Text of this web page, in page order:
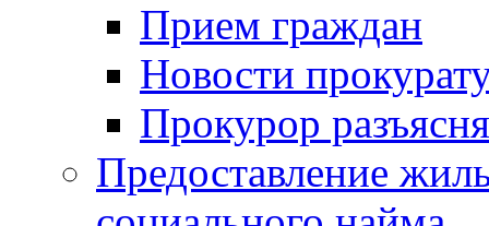
Прием граждан
Новости
Прокурор
Предоставление